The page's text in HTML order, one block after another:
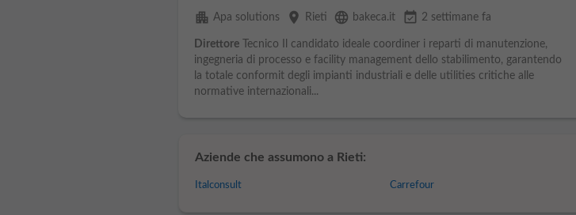
apartment Apa solutions place Rieti language bakeca.it event_available 2 settimane fa
DirettoreTecnico Il candidato ideale coordiner i reparti di manutenzione,
ingegneria di processo e facility management dello stabilimento, garantendo
la totale conformit degli impianti industriali e delle utilities critiche alle
normative internazionali...
Aziende che assumono a Rieti:
Italconsult Carrefour